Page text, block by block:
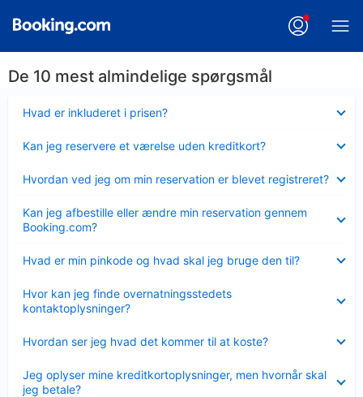
De 10 mest almindelige spørgsmål
Hvad er inkluderet i prisen?
Kan jeg reservere et værelse uden kreditkort?
Hvordan ved jeg om min reservation er blevet registreret?
Kan jeg afbestille eller ændre min reservation gennem
Booking.com?
Hvad er min pinkode og hvad skal jeg bruge den til?
Hvor kan jeg finde overnatningsstedets
kontaktoplysninger?
Hvordan ser jeg hvad det kommer til at koste?
Jeg oplyser mine kreditkortoplysninger, men hvornår skal
jeg betale?